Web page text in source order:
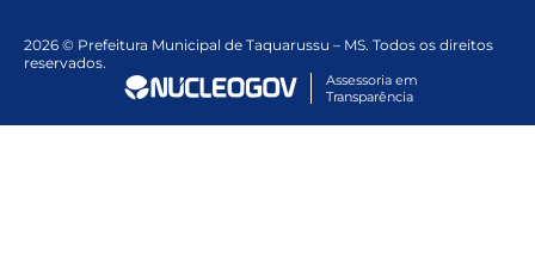
2026 © Prefeitura Municipal de Taquarussu – MS. Todos os direitos
reservados.
Assessoria em
Transparência